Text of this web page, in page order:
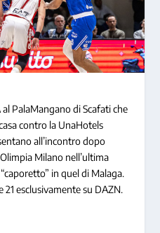
PalaMangano di Scafati che
contro la UnaHotels
all’incontro dopo
Milano nell’ultima
in quel di Malaga.
esclusivamente su DAZN.